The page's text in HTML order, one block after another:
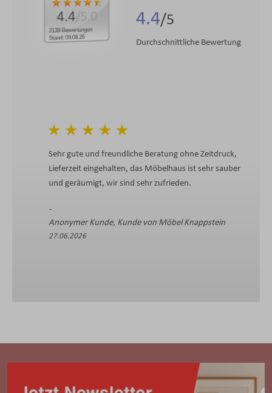
2138 Bewertungen
Stand: 09.08.26
4.4/5.0 4.4
Durchschnittliche Bewertung
Sehr gute und freundliche Beratung ohne Zeitdruck,
Lieferzeit eingehalten, das Möbelhaus ist sehr sauber
und geräumigt, wir sind sehr zufrieden.
Anonymer Kunde, Kunde von Möbel Knappstein
27.06.2026